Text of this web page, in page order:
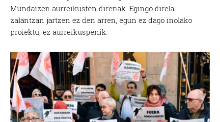
Mundaizen aurreikusten direnak. Egingo direla
zalantzan jartzen ez den arren, egun ez dago inolako
proiektu, ez aurreikuspenik.